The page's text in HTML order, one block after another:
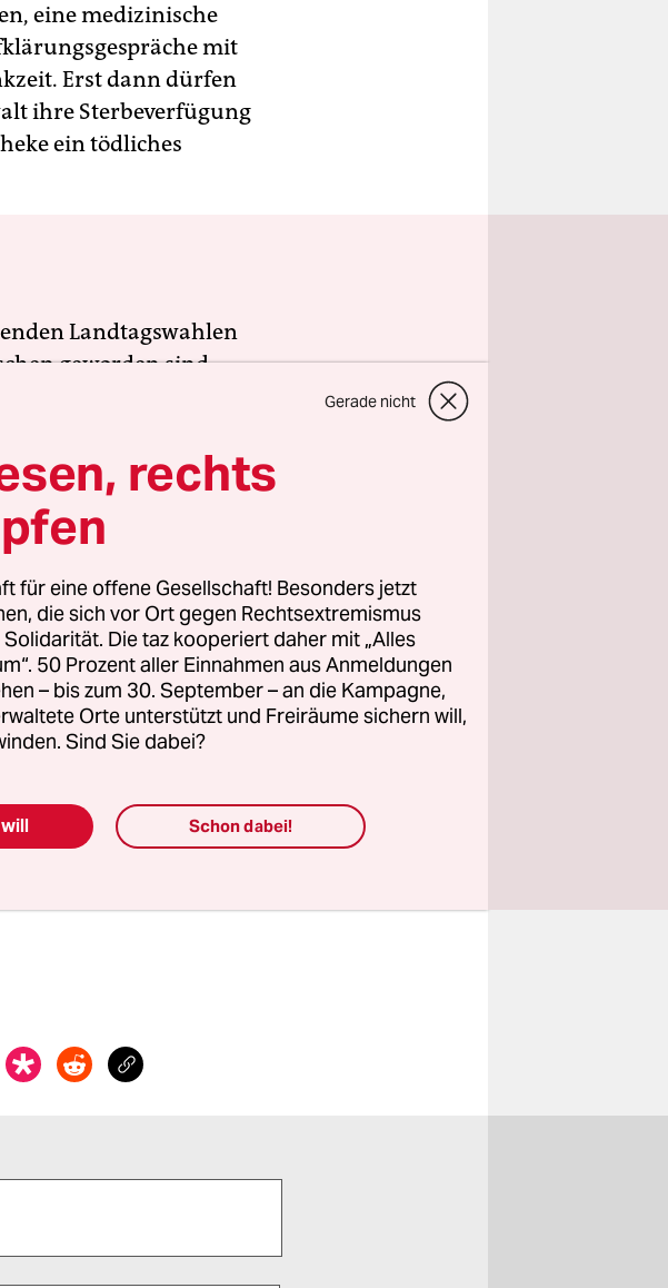
eine medizinische
mit
Erst dann dürfen
ihre Sterbeverfügung
ein tödliches
Landtagswahlen
geworden sind.
Auch und vor
starke
deshalb mit "Alles
bundesweit linke,
Fonds für deren
braucht guten, frei
Engagement.
unterstützen Sie unsere
vom03.01.2022
Gerade nicht
rechts
für eine offene Gesellschaft! Besonders jetzt
die sich vor Ort gegen Rechtsextremismus
Die taz kooperiert daher mit „Alles
50 Prozent aller Einnahmen aus Anmeldungen
– bis zum 30. September – an die Kampagne,
Orte unterstützt und Freiräume sichern will,
Sind Sie dabei?
Schon dabei!